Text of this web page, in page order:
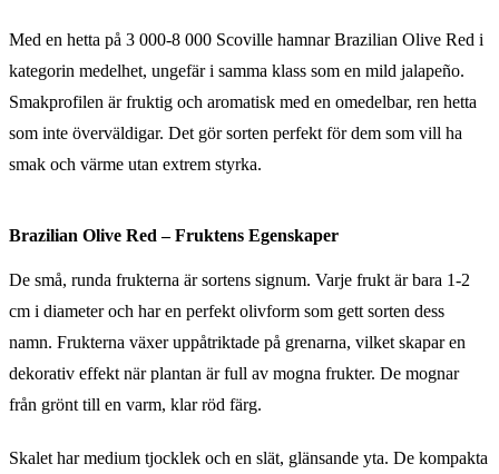
Med en hetta på 3 000-8 000 Scoville hamnar Brazilian Olive Red i
kategorin medelhet, ungefär i samma klass som en mild jalapeño.
Smakprofilen är fruktig och aromatisk med en omedelbar, ren hetta
som inte överväldigar. Det gör sorten perfekt för dem som vill ha
smak och värme utan extrem styrka.
Brazilian Olive Red – Fruktens Egenskaper
De små, runda frukterna är sortens signum. Varje frukt är bara 1-2
cm i diameter och har en perfekt olivform som gett sorten dess
namn. Frukterna växer uppåtriktade på grenarna, vilket skapar en
dekorativ effekt när plantan är full av mogna frukter. De mognar
från grönt till en varm, klar röd färg.
Skalet har medium tjocklek och en slät, glänsande yta. De kompakta